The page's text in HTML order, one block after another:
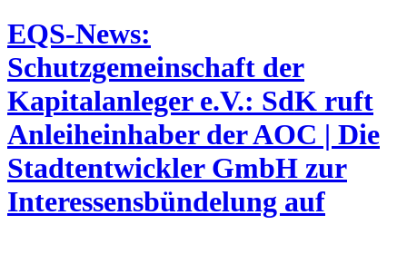
EQS-News:
Schutzgemeinschaft der
Kapitalanleger e.V.: SdK ruft
Anleiheinhaber der AOC | Die
Stadtentwickler GmbH zur
Interessensbündelung auf